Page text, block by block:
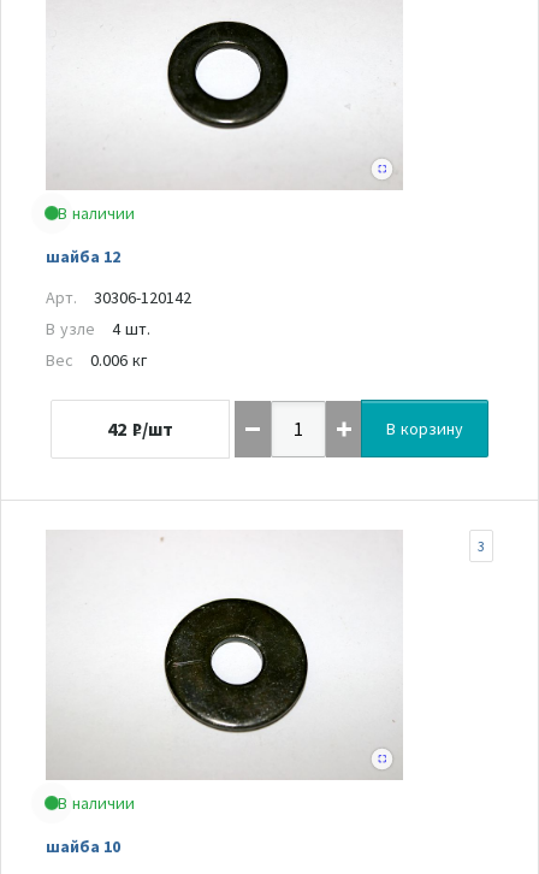
В наличии
шайба 12
Арт.
30306-120142
В узле
4 шт.
Вес
0.006 кг
42 ₽/шт В корзину
В наличии
шайба 10
3